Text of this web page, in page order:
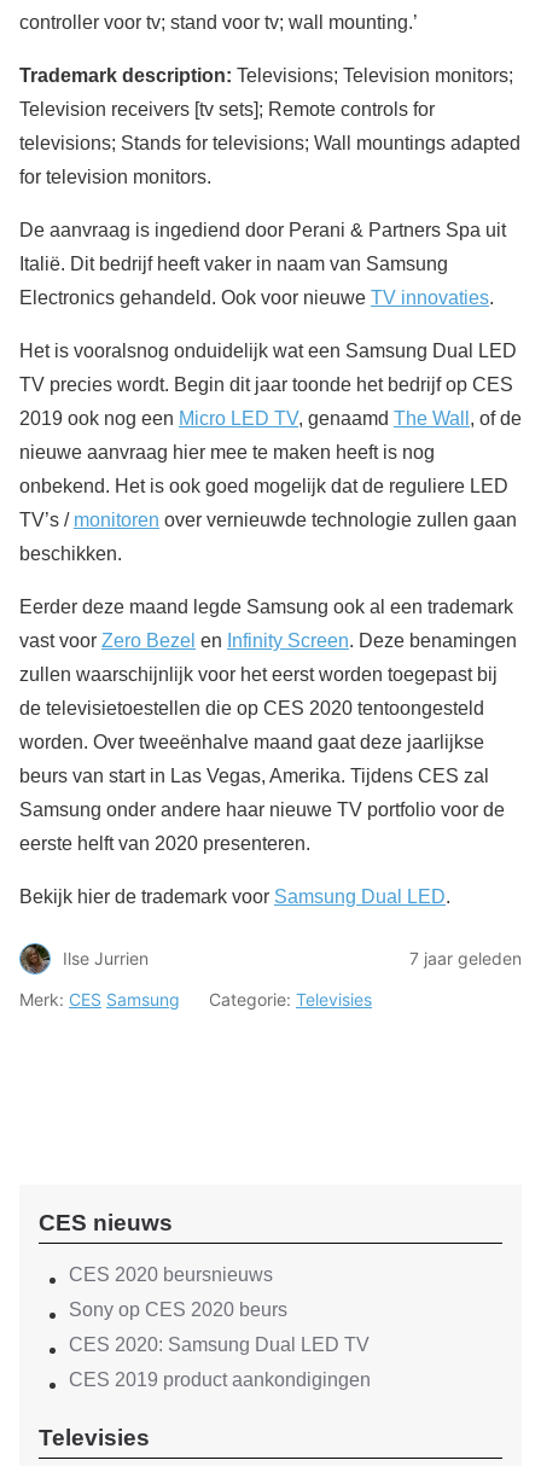
controller voor tv; stand voor tv; wall mounting.’
Trademark description: Televisions; Television monitors;
Television receivers [tv sets]; Remote controls for
televisions; Stands for televisions; Wall mountings adapted
for television monitors.
De aanvraag is ingediend door Perani & Partners Spa uit
Italië. Dit bedrijf heeft vaker in naam van Samsung
Electronics gehandeld. Ook voor nieuwe TV innovaties.
Het is vooralsnog onduidelijk wat een Samsung Dual LED
TV precies wordt. Begin dit jaar toonde het bedrijf op CES
2019 ook nog een Micro LED TV, genaamd The Wall , of de
nieuwe aanvraag hier mee te maken heeft is nog
onbekend. Het is ook goed mogelijk dat de reguliere LED
TV’s / monitoren over vernieuwde technologie zullen gaan
beschikken.
Eerder deze maand legde Samsung ook al een trademark
vast voor Zero Bezel en Infinity Screen. Deze benamingen
zullen waarschijnlijk voor het eerst worden toegepast bij
de televisietoestellen die op CES 2020 tentoongesteld
worden. Over tweeënhalve maand gaat deze jaarlijkse
beurs van start in Las Vegas, Amerika. Tijdens CES zal
Samsung onder andere haar nieuwe TV portfolio voor de
eerste helft van 2020 presenteren.
Bekijk hier de trademark voor Samsung Dual LED.
Ilse Jurrien
7 jaar geleden
Merk: CES Samsung Categorie: Televisies
CES nieuws
CES 2020 beursnieuws
Sony op CES 2020 beurs
CES 2020: Samsung Dual LED TV
CES 2019 product aankondigingen
Televisies